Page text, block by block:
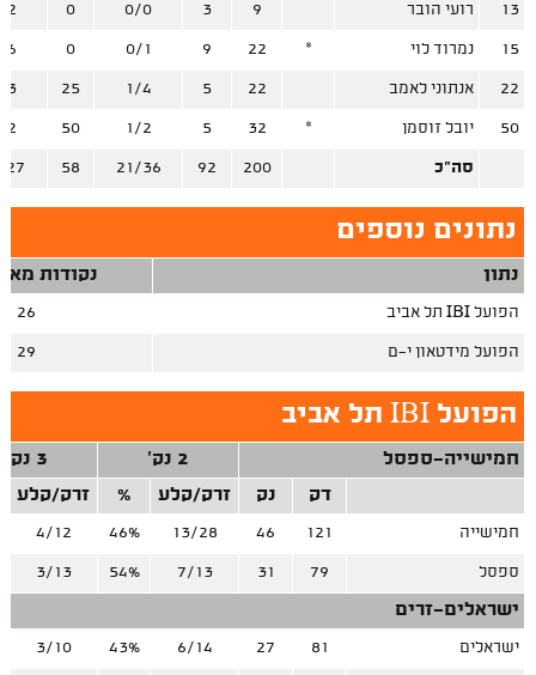
13 רועי הובר 9
3
0/0
0
2
15 נמרוד לוי *
22
9
0/1
0
6
22 אנתוני לאמב 22
5
1/4
25
3
50 יובל זוסמן *
32
5
1/2
50
2
סה"כ 200
92
21/36
58
27
נתונים נוספים
נתון נקודות
הפועל IBI תל אביב 26
הפועל מידטאון י-ם 29
הפועל IBI תל אביב
חמישייה-ספסל 2 נק'
3 נק'
דק
נק זרק/קלע % זרק/קלע
חמישייה 121
46
13/28
46%
4/12
ספסל 79
31
7/13
54%
3/13
ישראלים-זרים
ישראלים 81
27
6/14
43%
3/10